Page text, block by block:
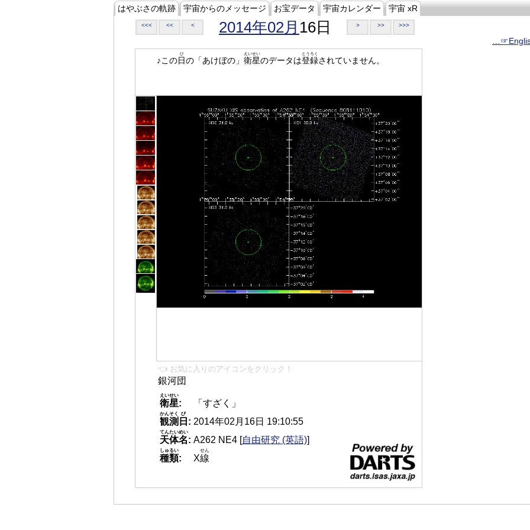
はやぶさの軌跡 宇宙からのメッセージ お宝データ 宇宙カレンダー 宇宙 xR
<<< << < 2014年02月 16日 > >> >>>
♪この日
ひ
の「あけぼの」 衛星
えいせい
のデータは登録
とうろく
されていません。
👈 お気に入りのアイコンをクリック！
銀河団
衛星
えいせい
:
「すざく」
観測
かんそく
日
び
: 2014年02月16日 19:10:55
天体名
てんたいめい
: A262 NE4 [自由研究 (英語)]
種類
しゅるい
: X線
せん